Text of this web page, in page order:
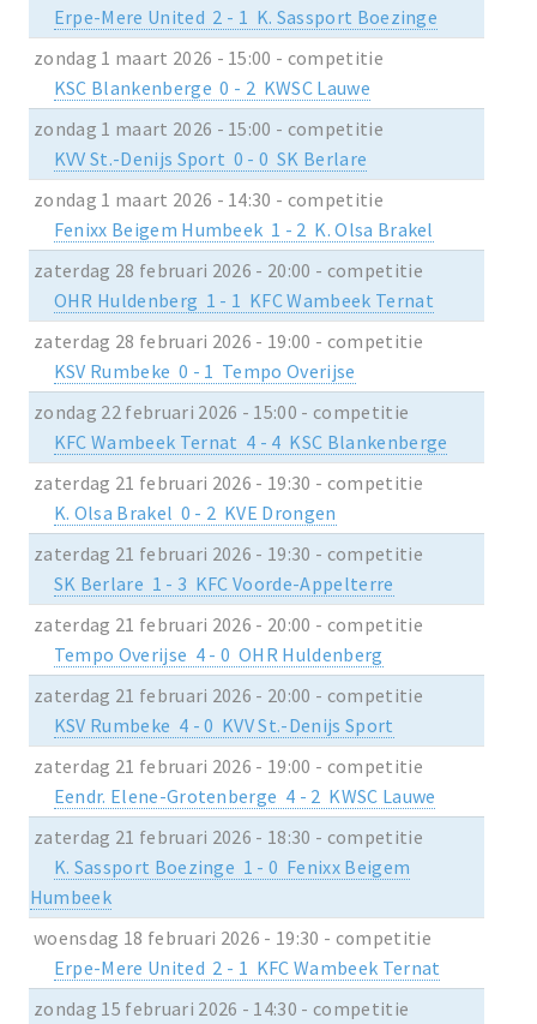
Erpe-Mere United 2 - 1 K. Sassport Boezinge
zondag 1 maart 2026 - 15:00 - competitie
KSC Blankenberge 0 - 2 KWSC Lauwe
zondag 1 maart 2026 - 15:00 - competitie
KVV St.-Denijs Sport 0 - 0 SK Berlare
zondag 1 maart 2026 - 14:30 - competitie
Fenixx Beigem Humbeek 1 - 2 K. Olsa Brakel
zaterdag 28 februari 2026 - 20:00 - competitie
OHR Huldenberg 1 - 1 KFC Wambeek Ternat
zaterdag 28 februari 2026 - 19:00 - competitie
KSV Rumbeke 0 - 1 Tempo Overijse
zondag 22 februari 2026 - 15:00 - competitie
KFC Wambeek Ternat 4 - 4 KSC Blankenberge
zaterdag 21 februari 2026 - 19:30 - competitie
K. Olsa Brakel 0 - 2 KVE Drongen
zaterdag 21 februari 2026 - 19:30 - competitie
SK Berlare 1 - 3 KFC Voorde-Appelterre
zaterdag 21 februari 2026 - 20:00 - competitie
Tempo Overijse 4 - 0 OHR Huldenberg
zaterdag 21 februari 2026 - 20:00 - competitie
KSV Rumbeke 4 - 0 KVV St.-Denijs Sport
zaterdag 21 februari 2026 - 19:00 - competitie
Eendr. Elene-Grotenberge 4 - 2 KWSC Lauwe
zaterdag 21 februari 2026 - 18:30 - competitie
K. Sassport Boezinge 1 - 0 Fenixx Beigem
Humbeek
woensdag 18 februari 2026 - 19:30 - competitie
Erpe-Mere United 2 - 1 KFC Wambeek Ternat
zondag 15 februari 2026 - 14:30 - competitie